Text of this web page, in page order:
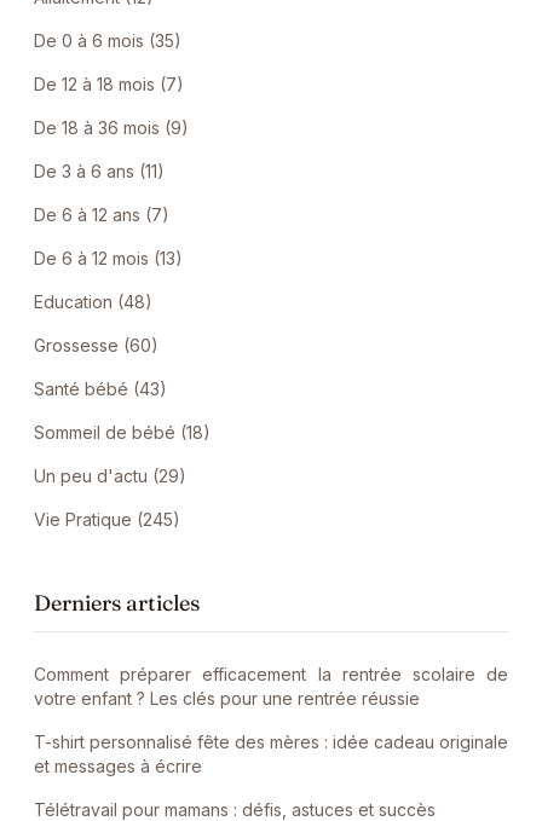
De 0 à 6 mois (35)
De 12 à 18 mois (7)
De 18 à 36 mois (9)
De 3 à 6 ans (11)
De 6 à 12 ans (7)
De 6 à 12 mois (13)
Education (48)
Grossesse (60)
Santé bébé (43)
Sommeil de bébé (18)
Un peu d'actu (29)
Vie Pratique (245)
Derniers articles
Comment préparer efficacement la rentrée scolaire de
votre enfant ? Les clés pour une rentrée réussie
T-shirt personnalisé fête des mères : idée cadeau originale
et messages à écrire
Télétravail pour mamans : défis, astuces et succès